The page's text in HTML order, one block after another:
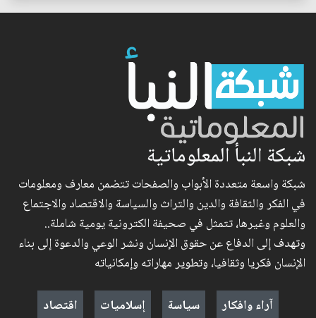
شبكة النبأ المعلوماتية
شبكة واسعة متعددة الأبواب والصفحات تتضمن معارف ومعلومات
في الفكر والثقافة والدين والتراث والسياسة والاقتصاد والاجتماع
والعلوم وغيرها، تتمثل في صحيفة الكترونية يومية شاملة..
وتهدف إلى الدفاع عن حقوق الإنسان ونشر الوعي والدعوة إلى بناء
الإنسان فكريا وثقافيا، وتطوير مهاراته وإمكانياته
آراء وافكار
سياسة إسلاميات اقتصاد